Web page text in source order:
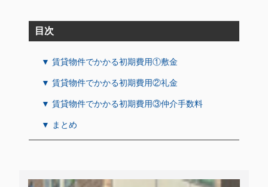
目次
▼ 賃貸物件でかかる初期費用①敷金
▼ 賃貸物件でかかる初期費用②礼金
▼ 賃貸物件でかかる初期費用③仲介手数料
▼ まとめ